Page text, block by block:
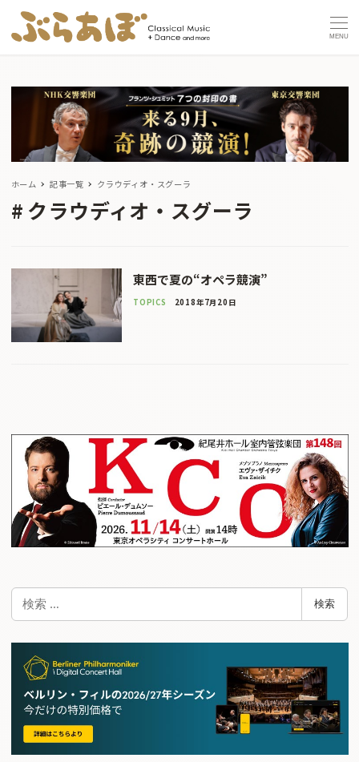
MENU
ホーム 記事一覧 クラウディオ・スグーラ
クラウディオ・スグーラ
東西で夏の“オペラ競演”
TOPICS 2018年7月20日
検
検索